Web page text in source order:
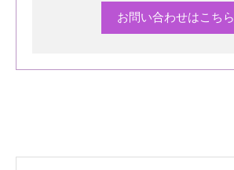
お問い合わせはこちら